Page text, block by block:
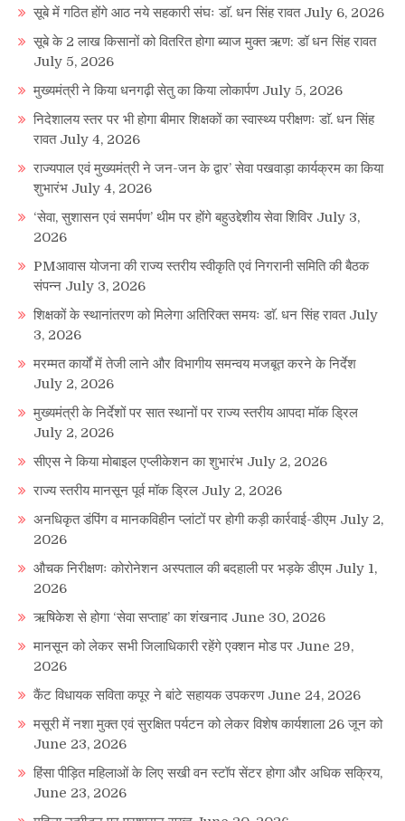
सूबे में गठित होंगे आठ नये सहकारी संघः डाॅ. धन सिंह रावत July 6, 2026
सूबे के 2 लाख किसानों को वितरित होगा ब्याज मुक्त ऋण: डॉ धन सिंह रावत
July 5, 2026
मुख्यमंत्री ने किया धनगढ़ी सेतु का किया लोकार्पण July 5, 2026
निदेशालय स्तर पर भी होगा बीमार शिक्षकों का स्वास्थ्य परीक्षणः डाॅ. धन सिंह
रावत July 4, 2026
राज्यपाल एवं मुख्यमंत्री ने जन-जन के द्वार’ सेवा पखवाड़ा कार्यक्रम का किया
शुभारंभ July 4, 2026
‘सेवा, सुशासन एवं समर्पण’ थीम पर होंगे बहुउद्देशीय सेवा शिविर July 3,
2026
PMआवास योजना की राज्य स्तरीय स्वीकृति एवं निगरानी समिति की बैठक
संपन्न July 3, 2026
शिक्षकों के स्थानांतरण को मिलेगा अतिरिक्त समयः डाॅ. धन सिंह रावत July
3, 2026
मरम्मत कार्यों में तेजी लाने और विभागीय समन्वय मजबूत करने के निर्देश
July 2, 2026
मुख्यमंत्री के निर्देशों पर सात स्थानों पर राज्य स्तरीय आपदा मॉक ड्रिल
July 2, 2026
सीएस ने किया मोबाइल एप्लीकेशन का शुभारंभ July 2, 2026
राज्य स्तरीय मानसून पूर्व मॉक ड्रिल July 2, 2026
अनधिकृत डंपिंग व मानकविहीन प्लांटों पर होगी कड़ी कार्रवाई-डीएम July 2,
2026
औचक निरीक्षणः कोरोनेशन अस्पताल की बदहाली पर भड़के डीएम July 1,
2026
ऋषिकेश से होगा ‘सेवा सप्ताह’ का शंखनाद June 30, 2026
मानसून को लेकर सभी जिलाधिकारी रहेंगे एक्शन मोड पर June 29,
2026
कैंट विधायक सविता कपूर ने बांटे सहायक उपकरण June 24, 2026
मसूरी में नशा मुक्त एवं सुरक्षित पर्यटन को लेकर विशेष कार्यशाला 26 जून को
June 23, 2026
हिंसा पीड़ित महिलाओं के लिए सखी वन स्टॉप सेंटर होगा और अधिक सक्रिय,
June 23, 2026